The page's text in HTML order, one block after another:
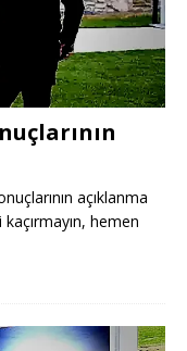
açıklanma
hemen